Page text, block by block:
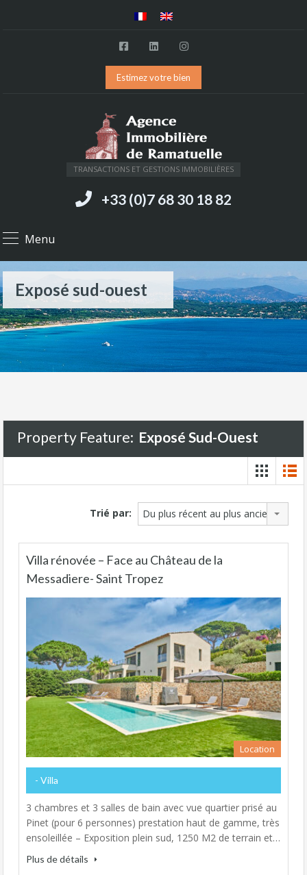
Estimez votre bien
TRANSACTIONS ET GESTIONS IMMOBILIÈRES
+33 (0)7 68 30 18 82
Menu
Exposé sud-ouest
Property Feature: Exposé Sud-Ouest
Trié par: Du plus récent au plus ancien
Villa rénovée – Face au Château de la
Messadiere- Saint Tropez
Location
- Villa
3 chambres et 3 salles de bain avec vue quartier prisé au
Pinet (pour 6 personnes) prestation haut de gamme, très
ensoleillée – Exposition plein sud, 1250 M2 de terrain et
Plus de détails